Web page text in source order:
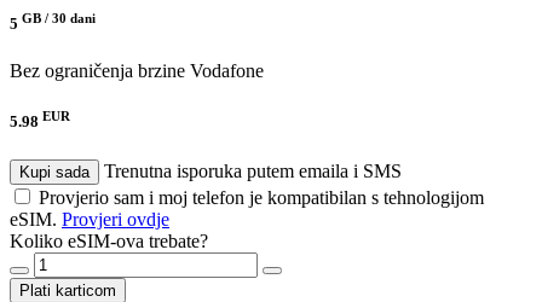
5 GB / 30 dani
Bez ograničenja brzine Vodafone
5.98 EUR
Kupi sada
Trenutna isporuka putem emaila i SMS
Provjerio sam i moj telefon je kompatibilan s tehnologijom
eSIM. Provjeri ovdje
Koliko eSIM-ova trebate?
Plati karticom